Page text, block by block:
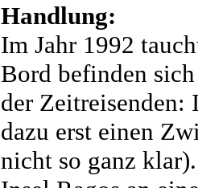
Handlung:
Im Jahr 1992
Bord befinden
der Zeitreisenden:
dazu erst einen
nicht so ganz